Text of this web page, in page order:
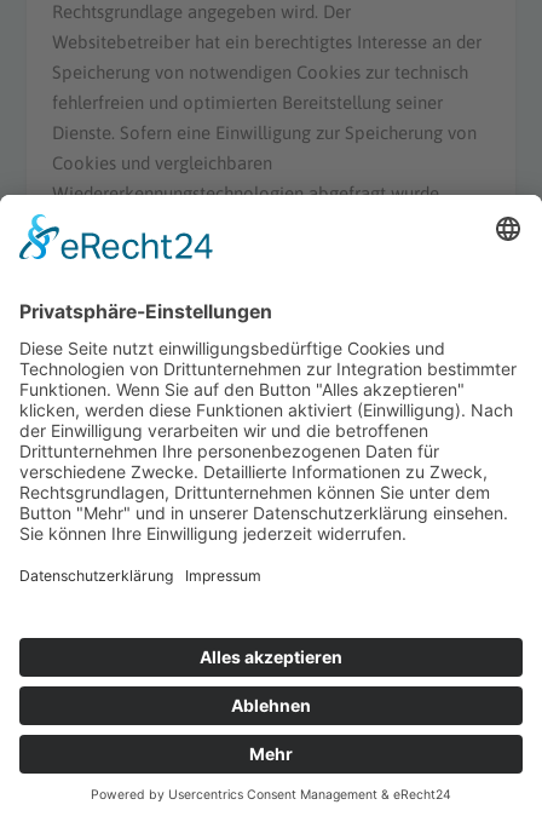
Rechtsgrundlage angegeben wird. Der
Websitebetreiber hat ein berechtigtes Interesse an der
Speicherung von notwendigen Cookies zur technisch
fehlerfreien und optimierten Bereitstellung seiner
Dienste. Sofern eine Einwilligung zur Speicherung von
Cookies und vergleichbaren
Wiedererkennungstechnologien abgefragt wurde,
erfolgt die Verarbeitung ausschließlich auf Grundlage
dieser Einwilligung (Art. 6 Abs. 1 lit. a DSGVO und § 25
widerrufbar.
Sie können Ihren Browser so einstellen, dass Sie über
das Setzen von Cookies informiert werden und Cookies
nur im Einzelfall erlauben, die Annahme von Cookies
für bestimmte Fälle oder generell ausschließen sowie
das automatische Löschen der Cookies beim Schließen
des Browsers aktivieren. Bei der Deaktivierung von
eingeschränkt sein.
Welche Cookies und Dienste auf dieser Website
eingesetzt werden, können Sie dieser
Datenschutzerklärung entnehmen.
EINWILLIGUNG MIT USERCENTRICS
Diese Website nutzt die Consent-Technologie von